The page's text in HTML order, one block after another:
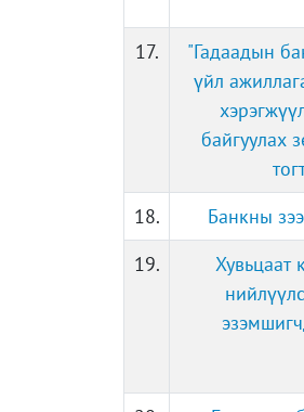
17.
"Гадаадын
үйл
байгуулах
18. Банкны
19.
Хувьцаат